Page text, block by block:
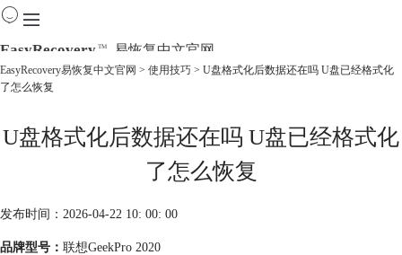
EasyRecovery TM 易恢复中文官网
下载
EasyRecovery易恢复中文官网 > 使用技巧 > U盘格式化后数据还在吗 U盘已经格式化
了怎么恢复
U盘格式化后数据还在吗 U盘已经格式化
了怎么恢复
发布时间：2026-04-22 10: 00: 00
品牌型号： 联想GeekPro 2020